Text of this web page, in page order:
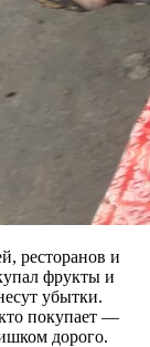
ресторанов и
фрукты и
убытки.
покупает —
дорого.